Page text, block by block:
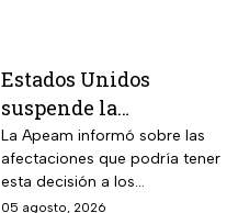
Estados Unidos
suspende la
importación de
aguacate de
Michoacán por alerta
La Apeam informó sobre las
afectaciones que podría tener
esta decisión a los
trabajadores y la industria
05 agosto, 2026